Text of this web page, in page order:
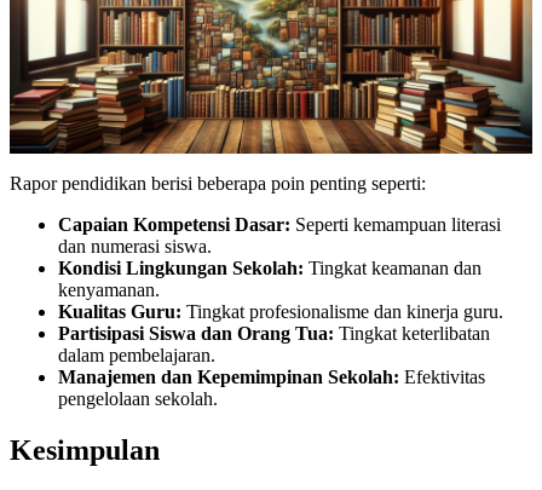
Rapor pendidikan berisi beberapa poin penting seperti:
Capaian Kompetensi Dasar: Seperti kemampuan literasi
dan numerasi siswa.
Kondisi Lingkungan Sekolah: Tingkat keamanan dan
kenyamanan.
Kualitas Guru: Tingkat profesionalisme dan kinerja guru.
Partisipasi Siswa dan Orang Tua: Tingkat keterlibatan
dalam pembelajaran.
Manajemen dan Kepemimpinan Sekolah: Efektivitas
pengelolaan sekolah.
Kesimpulan